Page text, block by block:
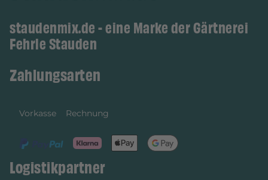
staudenmix.de - eine Marke der Gärtnerei
Fehrle Stauden
Zahlungsarten
Vorkasse Rechnung
Logistikpartner